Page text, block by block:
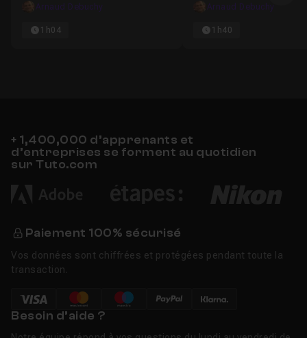
Arnaud Debuchy
1h04
Arnaud Debuchy
1h40
+ 1,400,000 d’apprenants et
d’entreprises se forment au quotidien
sur Tuto.com
Paiement 100% sécurisé
Vos données sont chiffrées et protégées pendant toute la
transaction.
Besoin d’aide ?